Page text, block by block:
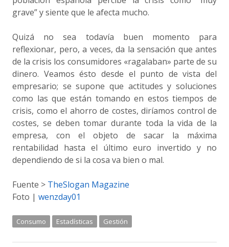
grave” y siente que le afecta mucho.
Quizá no sea todavía buen momento para
reflexionar, pero, a veces, da la sensación que antes
de la crisis los consumidores «ragalaban» parte de su
dinero. Veamos ésto desde el punto de vista del
empresario; se supone que actitudes y soluciones
como las que están tomando en estos tiempos de
crisis, como el ahorro de costes, diríamos control de
costes, se deben tomar durante toda la vida de la
empresa, con el objeto de sacar la máxima
rentabilidad hasta el último euro invertido y no
dependiendo de si la cosa va bien o mal.
Fuente > TheSlogan Magazine
Foto | wenzday01
Consumo Estadísticas Gestión